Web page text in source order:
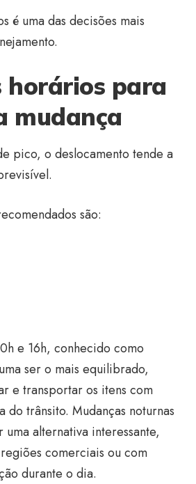
é uma das decisões mais
horários para
mudança
pico, o deslocamento tende a
são:
e 16h, conhecido como
ser o mais equilibrado,
e transportar os itens com
do trânsito. Mudanças noturnas
alternativa interessante,
comerciais ou com
durante o dia.